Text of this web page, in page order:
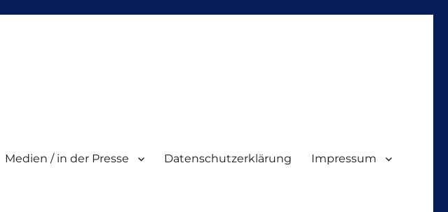
Medien / in der Presse Datenschutzerklärung Impressum